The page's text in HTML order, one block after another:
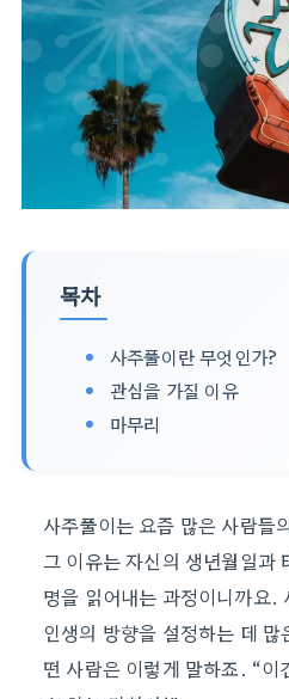
목차
사주풀이란 무엇인가?
관심을 가질 이유
마무리
사주풀이는 요즘 많은 사람들
그 이유는 자신의 생년월일과
명을 읽어내는 과정이니까요.
인생의 방향을 설정하는 데
떤 사람은 이렇게 말하죠. “이